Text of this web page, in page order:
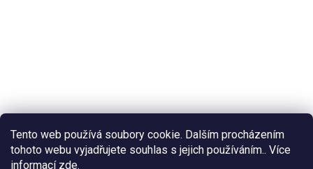
Tento web používá soubory cookie. Dalším procházením
tohoto webu vyjadřujete souhlas s jejich používáním.. Více
informací zde.